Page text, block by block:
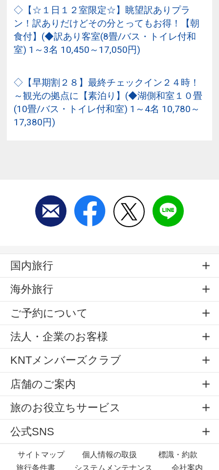
◇【☆１日１２室限定☆】眺望訳ありプラ
ン！訳ありだけどその分とってもお得！【朝
食付】(◆訳あり客室(8畳/バス・トイレ付和
室) 1～3名 10,450～17,050円)
◇【早期割２８】最終チェックイン２４時！
～観光の拠点に【素泊り】(◆湖側和室１０畳
(10畳/バス・トイレ付和室) 1～4名 10,780～
17,380円)
国内旅行
海外旅行
ご予約について
法人・企業のお客様
KNTメンバーズクラブ
店舗のご案内
旅のお役立ちサービス
公式SNS
サイトマップ 個人情報の取扱
標識・約款
旅行条件書
システムメンテナンス 会社案内